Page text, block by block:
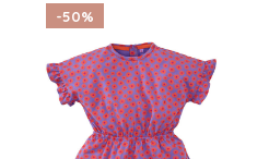
-50%